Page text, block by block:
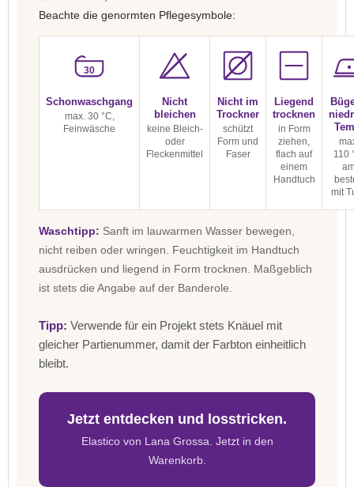
Beachte die genormten Pflegesymbole:
30
Schonwaschgang
max. 30 °C,
Feinwäsche
Nicht
bleichen
keine Bleich-
oder
Fleckenmittel
Nicht im
Trockner
schützt
Form und
Faser
Liegend
trocknen
in Form
ziehen,
flach auf
einem
Handtuch
110
mit
Waschtipp: Sanft im lauwarmen Wasser bewegen,
nicht reiben oder wringen. Feuchtigkeit im Handtuch
ausdrücken und liegend in Form trocknen. Maßgeblich
ist stets die Angabe auf der Banderole.
Tipp: Verwende für ein Projekt stets Knäuel mit
gleicher Partienummer, damit der Farbton einheitlich
bleibt.
Jetzt entdecken und losstricken.
Elastico von Lana Grossa. Jetzt in den
Warenkorb.